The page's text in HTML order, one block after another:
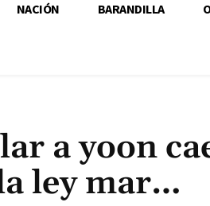
NACIÓN BARANDILLA
a yoon
ley mar…